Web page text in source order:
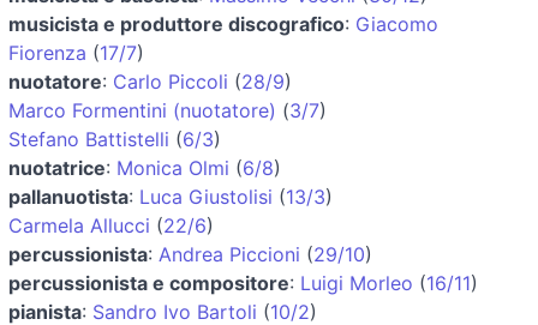
musicista e produttore discografico: Giacomo
Fiorenza (17/7)
nuotatore: Carlo Piccoli (28/9)
Marco Formentini (nuotatore) (3/7)
Stefano Battistelli (6/3)
nuotatrice: Monica Olmi (6/8)
pallanuotista: Luca Giustolisi (13/3)
Carmela Allucci (22/6)
percussionista: Andrea Piccioni (29/10)
percussionista e compositore: Luigi Morleo (16/11)
pianista: Sandro Ivo Bartoli (10/2)